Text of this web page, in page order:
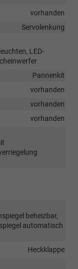
vorhanden
Servolenkung
LED-
Pannenkit
vorhanden
vorhanden
vorhanden
beheizbar,
automatisch
Heckklappe